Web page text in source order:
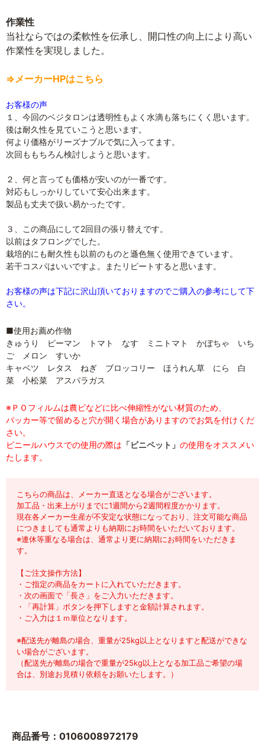
作業性
当社ならではの柔軟性を伝承し、開口性の向上により高い
作業性を実現しました。
⇒メーカーHPはこちら
お客様の声
１、今回のベジタロンは透明性もよく水滴も落ちにくく思います。
後は耐久性を見ていこうと思います。
何より価格がリーズナブルで気に入ってます。
次回ももちろん検討しようと思います。
２、何と言っても価格が安いのが一番です。
対応もしっかりしていて安心出来ます。
製品も丈夫で扱い易かったです。
３、この商品にして2回目の張り替えです。
以前はタフロングでした。
栽培的にも耐久性も以前のものと遜色無く使用できています。
若干コスパはいいですよ。またリピートすると思います。
お客様の声は下記に沢山頂いておりますのでご購入の参考にして下
さい。
■使用お薦め作物
きゅうり ピーマン トマト なす ミニトマト かぼちゃ いち
ご メロン すいか
キャベツ レタス ねぎ ブロッコリー ほうれん草 にら 白
菜 小松菜 アスパラガス
※ＰＯフィルムは農ビなどに比べ伸縮性がない材質のため、
パッカー等で留めると穴が開く場合がありますのでお気を付けくだ
さい。
ビニールハウスでの使用の際は 「ビニペット」 の使用をオススメい
たします。
こちらの商品は、メーカー直送となる場合がございます。
加工品・出来上がりまでに1週間から2週間程度かかります。
現在各メーカー生産が不安定な状態になっており、注文可能な商品
につきましても通常よりも納期にお時間をいただいております。
※連休等重なる場合は、通常より更に納期にお時間をいただきま
す。
【ご注文操作方法】
・ご指定の商品をカートに入れていただきます。
・次の画面で「長さ」をご入力いただきます。
・「再計算」ボタンを押下しますと金額計算されます。
・ご入力は１ｍ単位となります。
※配送先が離島の場合、重量が25kg以上となりますと配送ができな
い場合がございます。
（配送先が離島の場合で重量が25kg以上となる加工品ご希望の場
合は、別途お見積り依頼をお願いたします。）
商品番号：0106008972179